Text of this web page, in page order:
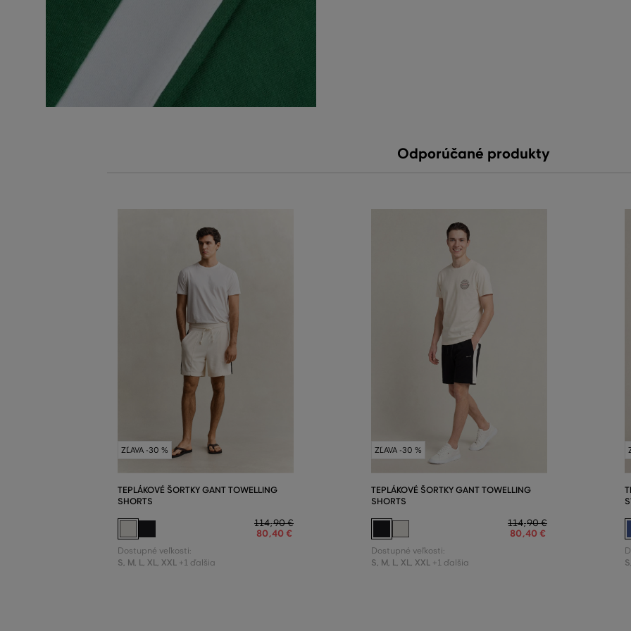
Odporúčané produkty
ZĽAVA -30 %
TEPLÁKOVÉ ŠORTKY GANT TOWELLING
SHORTS
114,90 €
80,40 €
Dostupné veľkosti:
S M L XL XXL +1 ďalšia
ZĽAVA -30 %
TEPLÁKOVÉ ŠORTKY GANT TOWELLING
SHORTS
114,90 €
80,40 €
Dostupné veľkosti:
S M L XL XXL +1 ďalšia S